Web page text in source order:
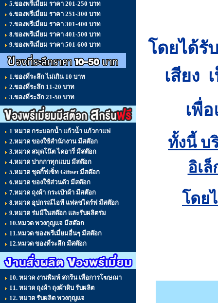
5.ของพรีเมี่ยม ราคา 201-250 บาท
6.ของพรีเมี่ยม ราคา 251-300 บาท
7.ของพรีเมี่ยม ราคา 301-400 บาท
8.ของพรีเมี่ยม ราคา 401-500 บาท
9.ของพรีเมี่ยม ราคา 501-600 บาท
1.ของที่ระลึก ไม่เกิน 10 บาท
2.ของที่ระลึก 11-20 บาท
3.ของที่ระลึก 21-50 บาท
1 หมวด กระบอกน้ำ แก้วน้ำ แก้วกาแฟ
2.หมวด ของใช้สำนักงาน มีสต๊อก
3.หมวด สมุดโน๊ต ไดอารี่ มีสต๊อก
4.หมวด ปากกาทุกแบบ มีสต๊อก
5.หมวด ชุดกิ๊ฟเซ็ท Giftset มีสต๊อก
6.หมวด ของใช้ส่วนตัว มีสต๊อก
7.หมวด ถุงผ้า กระเป๋าผ้า มีสต๊อก
8.หมวด อุปกรณ์ไอที แฟลชไดร์ฟ มีสต๊อก
9.หมวด ร่มมีในสต๊อก และรับผลิตร่ม
10.หมวด พวงกุญแจ มีสต๊อก
11.หมวด ของพรีเมี่ยมอื่นๆ มีสต๊อก
12.หมวด ของที่ระลึก มีสต๊อก
10. หมวด งานพิมพ์ สกรีน เพื่อการโฆษณา
11. หมวด ถุงผ้า ถุงผ้าดิบ รับผลิต
12. หมวด รับผลิต พวงกุญแจ
โดยได้รั
เสียง
เพื่
ทั้งนี้ บ
อิเ
โดย